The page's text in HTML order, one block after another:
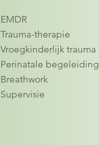
EMDR
Trauma-therapie
Vroegkinderlijk trauma
Perinatale begeleiding
Breathwork
Supervisie